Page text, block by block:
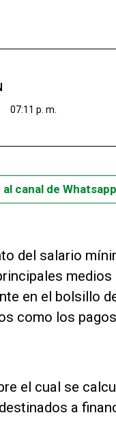
07:11 p. m.
al canal de
del salario
en el bolsillo
como los
el cual se
a